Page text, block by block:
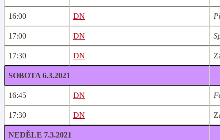
16:00 DN
17:00 DN
17:30 DN
SOBOTA 6.3.2021
16:45 DN
17:30 DN
NEDĚLE 7.3.2021